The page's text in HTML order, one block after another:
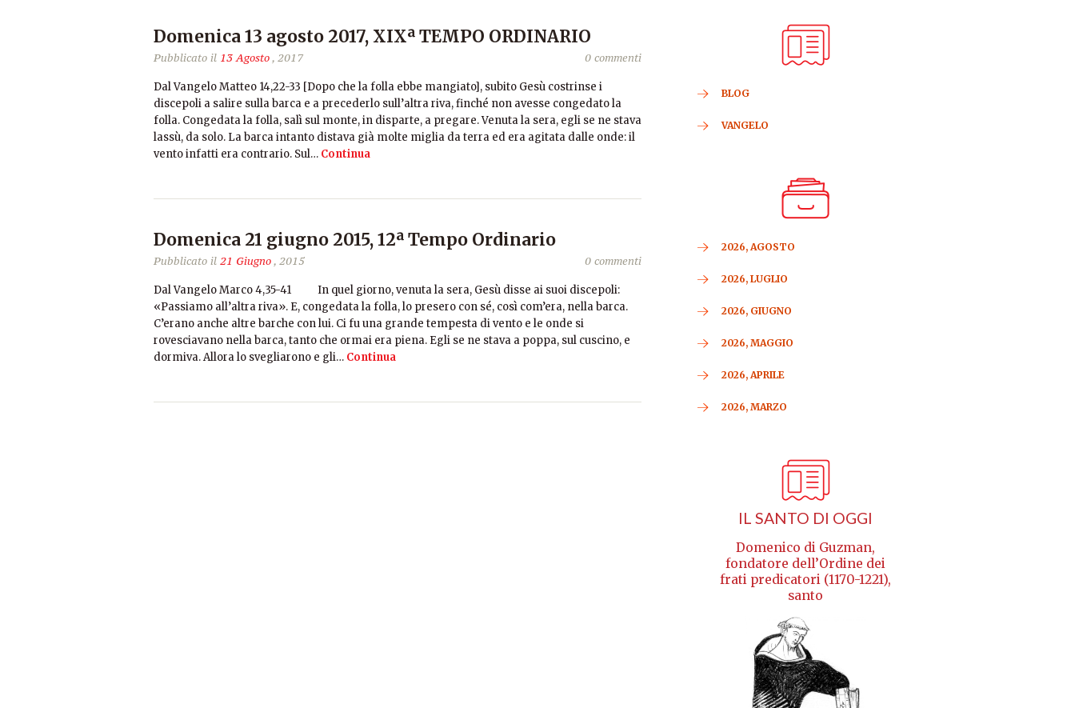
Domenica 13 agosto 2017, XIXª TEMPO ORDINARIO
Pubblicato il 13 Agosto, 2017 0 commenti
Dal Vangelo Matteo 14,22-33 [Dopo che la folla ebbe mangiato], subito Gesù costrinse i
discepoli a salire sulla barca e a precederlo sull’altra riva, finché non avesse congedato la
folla. Congedata la folla, salì sul monte, in disparte, a pregare. Venuta la sera, egli se ne stava
lassù, da solo. La barca intanto distava già molte miglia da terra ed era agitata dalle onde: il
vento infatti era contrario. Sul… Continua
Domenica 21 giugno 2015, 12ª Tempo Ordinario
Pubblicato il 21 Giugno, 2015 0 commenti
Dal Vangelo Marco 4,35-41 In quel giorno, venuta la sera, Gesù disse ai suoi discepoli:
«Passiamo all’altra riva». E, congedata la folla, lo presero con sé, così com’era, nella barca.
C’erano anche altre barche con lui. Ci fu una grande tempesta di vento e le onde si
rovesciavano nella barca, tanto che ormai era piena. Egli se ne stava a poppa, sul cuscino, e
dormiva. Allora lo svegliarono e gli… Continua
BLOG
VANGELO
2026, AGOSTO
2026, LUGLIO
2026, GIUGNO
2026, MAGGIO
2026, APRILE
2026, MARZO
IL SANTO DI OGGI
Domenico di Guzman,
fondatore dell’Ordine dei
frati predicatori (1170-1221),
santo